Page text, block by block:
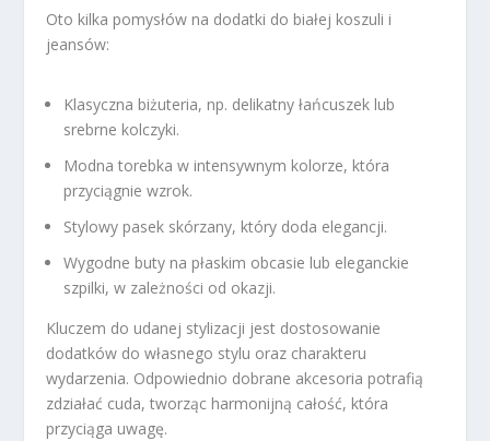
Oto kilka pomysłów na dodatki do białej koszuli i
jeansów:
Klasyczna biżuteria, np. delikatny łańcuszek lub
srebrne kolczyki.
Modna torebka w intensywnym kolorze, która
przyciągnie wzrok.
Stylowy pasek skórzany, który doda elegancji.
Wygodne buty na płaskim obcasie lub eleganckie
szpilki, w zależności od okazji.
Kluczem do udanej stylizacji jest dostosowanie
dodatków do własnego stylu oraz charakteru
wydarzenia. Odpowiednio dobrane akcesoria potrafią
zdziałać cuda, tworząc harmonijną całość, która
przyciąga uwagę.